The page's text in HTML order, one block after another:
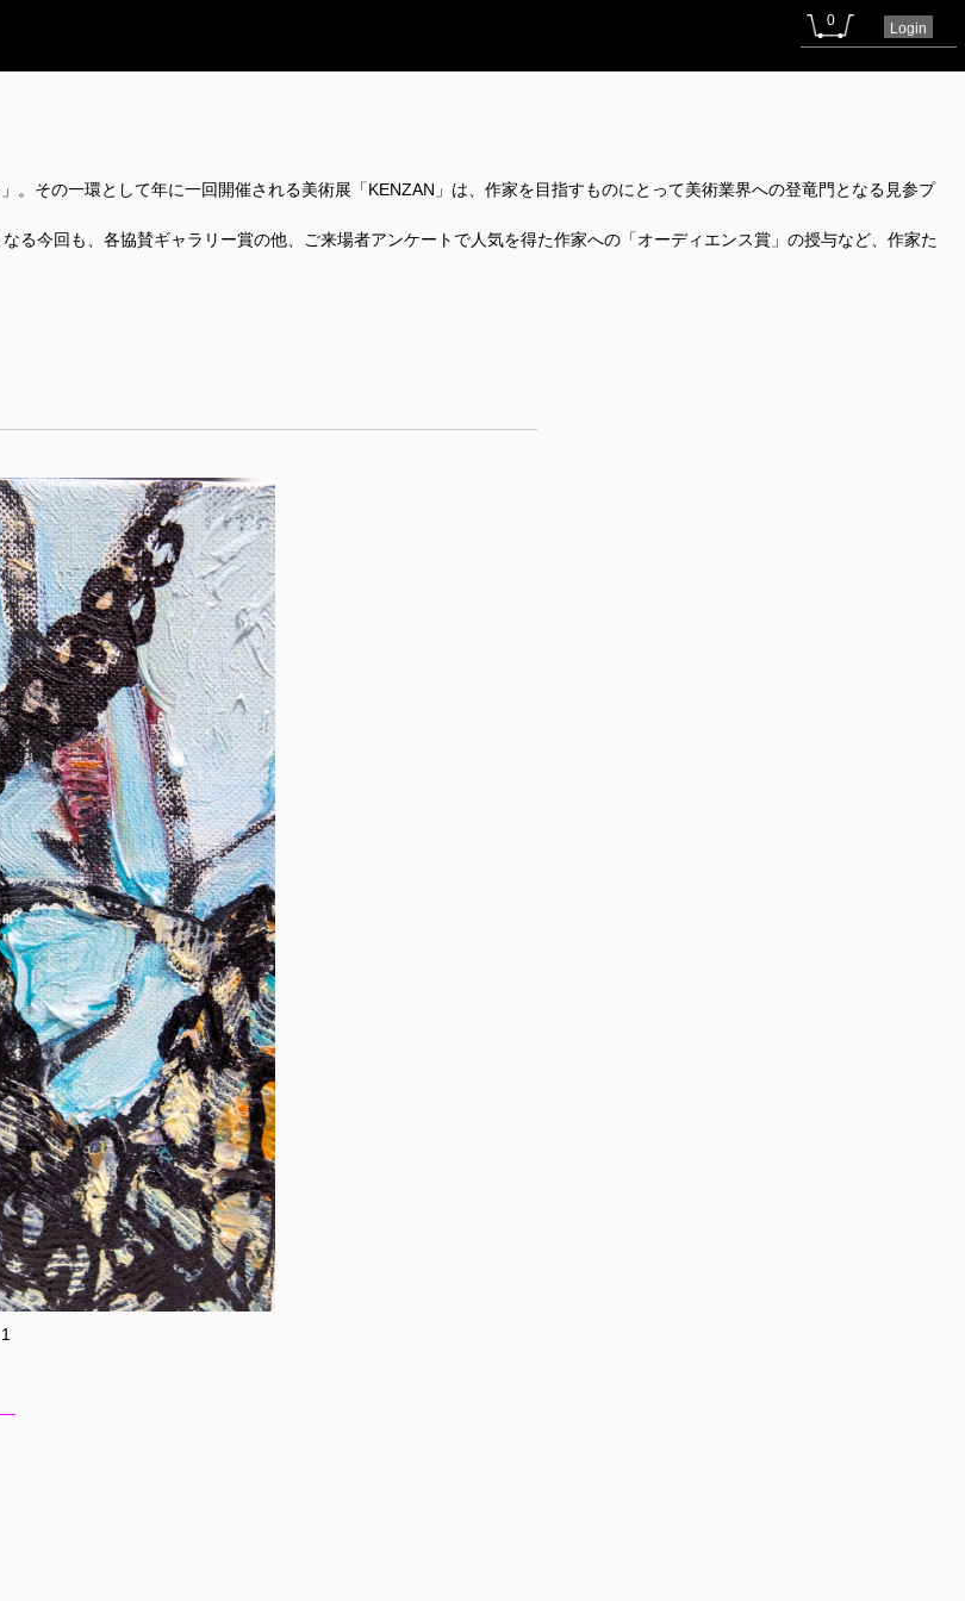
0 Login
。その一環として年に一回開催される美術展「KENZAN」は、作家を目指すものにとって美術業界への登竜門となる見参プ
る今回も、各協賛ギャラリー賞の他、ご来場者アンケートで人気を得た作家への「オーディエンス賞」の授与など、作家た